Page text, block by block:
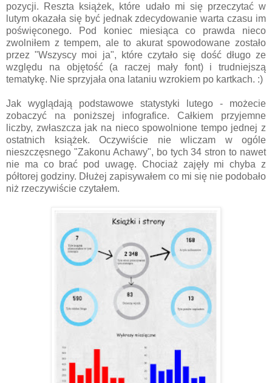
pozycji. Reszta książek, które udało mi się przeczytać w
lutym okazała się być jednak zdecydowanie warta czasu im
poświęconego. Pod koniec miesiąca co prawda nieco
zwolniłem z tempem, ale to akurat spowodowane zostało
przez "Wszyscy moi ja", które czytało się dość długo ze
względu na objętość (a raczej mały font) i trudniejszą
tematykę. Nie sprzyjała ona lataniu wzrokiem po kartkach. :)
Jak wyglądają podstawowe statystyki lutego - możecie
zobaczyć na poniższej infografice. Całkiem przyjemne
liczby, zwłaszcza jak na nieco spowolnione tempo jednej z
ostatnich książek. Oczywiście nie wliczam w ogóle
nieszczęsnego "Zakonu Achawy", bo tych 34 stron to nawet
nie ma co brać pod uwagę. Chociaż zajęły mi chyba z
półtorej godziny. Dłużej zapisywałem co mi się nie podobało
niż rzeczywiście czytałem.